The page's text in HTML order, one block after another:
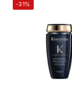
-31%